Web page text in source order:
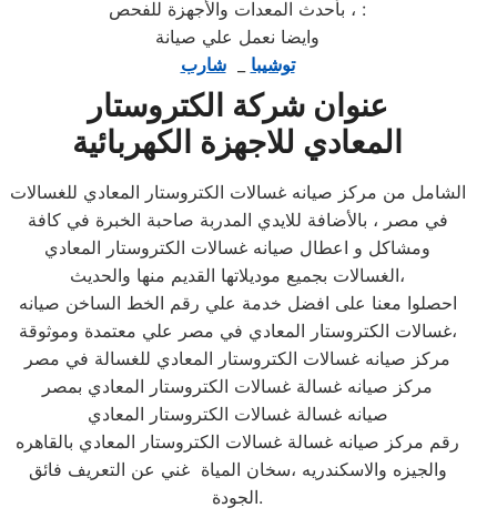
، بأحدث المعدات والأجهزة للفحص :
وايضا نعمل علي صيانة
توشيبا _شارب
عنوان شركة الكتروستار
المعادي للاجهزة الكهربائية
الشامل من مركز صيانه غسالات الكتروستار المعادي للغسالات
في مصر ، بالأضافة للايدي المدربة صاحبة الخبرة في كافة
ومشاكل و اعطال صيانه غسالات الكتروستار المعادي
الغسالات بجميع موديلاتها القديم منها والحديث،
احصلوا معنا على افضل خدمة علي رقم الخط الساخن صيانه
غسالات الكتروستار المعادي في مصر علي معتمدة وموثوقة،
مركز صيانه غسالات الكتروستار المعادي للغسالة في مصر
مركز صيانه غسالة غسالات الكتروستار المعادي بمصر
صيانه غسالة غسالات الكتروستار المعادي
رقم مركز صيانه غسالة غسالات الكتروستار المعادي بالقاهره
والجيزه والاسكندريه ،سخان المياة غني عن التعريف فائق
الجودة.